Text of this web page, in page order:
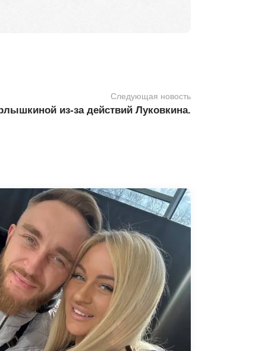
Следующая новость
из-за действий Луковкина.